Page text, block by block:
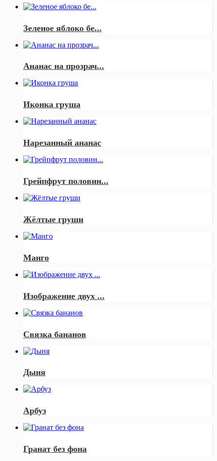
Зеленое яблоко бе...
Ананас на прозрач...
Иконка груша
Нарезанный ананас
Грейпфрут половин...
Жёлтые груши
Манго
Изображение двух ...
Связка бананов
Дыня
Арбуз
Гранат без фона